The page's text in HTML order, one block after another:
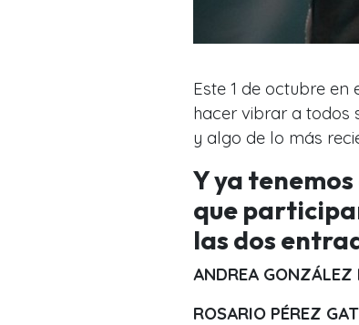
Este 1 de octubre
hacer vibrar a todos
y algo de lo más
Y ya
que
las dos
ANDREA GONZÁLEZ
ROSARIO PÉREZ